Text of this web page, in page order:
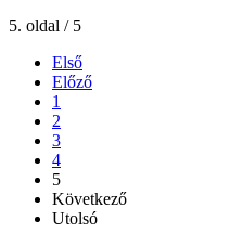
5. oldal / 5
Első
Előző
1
2
3
4
5
Következő
Utolsó